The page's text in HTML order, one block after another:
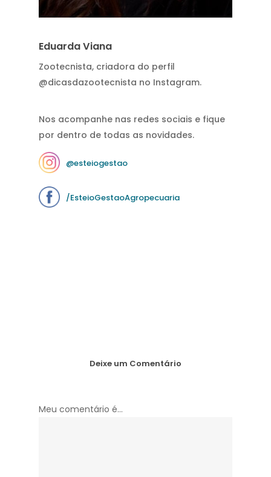
Eduarda Viana
Zootecnista, criadora do perfil
@dicasdazootecnista no Instagram.
Nos acompanhe nas redes sociais e fique
por dentro de todas as novidades.
@esteiogestao
/EsteioGestaoAgropecuaria
Deixe um Comentário
Meu comentário é...